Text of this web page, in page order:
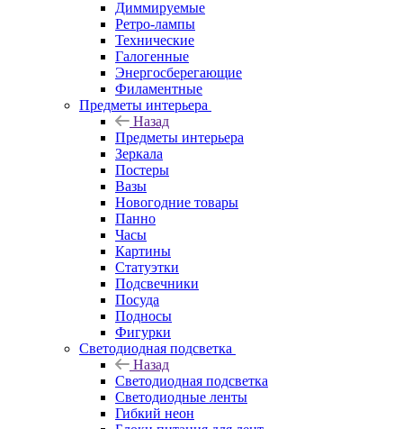
Диммируемые
Ретро-лампы
Технические
Галогенные
Энергосберегающие
Филаментные
Предметы интерьера
Назад
Предметы интерьера
Зеркала
Постеры
Вазы
Новогодние товары
Панно
Часы
Картины
Статуэтки
Подсвечники
Посуда
Подносы
Фигурки
Светодиодная подсветка
Назад
Светодиодная подсветка
Светодиодные ленты
Гибкий неон